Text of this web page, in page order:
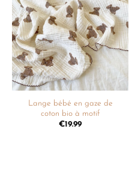
Ajouter
à la
liste de
souhaits
Lange bébé en gaze de
coton bio à motif
€19.99